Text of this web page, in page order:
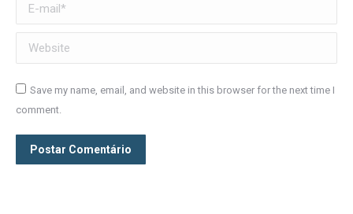
E-mail *
Website
Save my name, email, and website in this browser for the next time I
comment.
Postar Comentário